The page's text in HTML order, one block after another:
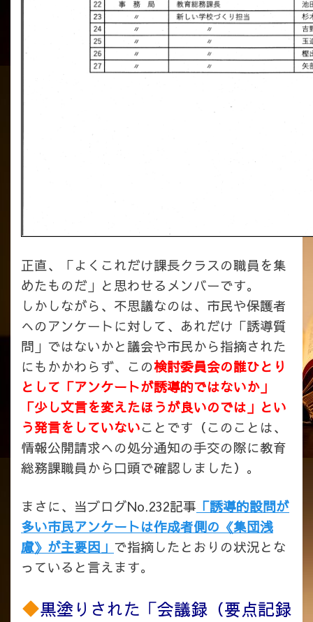
正直、「よくこれだけ課長クラスの職員を集
めたものだ」と思わせるメンバーです。
しかしながら、不思議なのは、市民や保護者
へのアンケートに対して、あれだけ「誘導質
問」ではないかと議会や市民から指摘された
にもかかわらず、この検討委員会の誰ひとり
として「アンケートが誘導的ではないか」
「少し文言を変えたほうが良いのでは」とい
う発言をしていないことです（このことは、
情報公開請求への処分通知の手交の際に教育
総務課職員から口頭で確認しました）。
まさに、当ブログNo.232記事 「誘導的設問が
多い市民アンケートは作成者側の《集団浅
慮》が主要因」 で指摘したとおりの状況とな
っていると言えます。
黒塗りされた「会議録（要点記録